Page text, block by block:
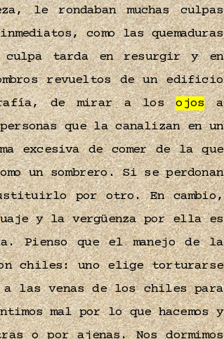
le rondaban muchas culpas
como las quemaduras
tarda en resurgir y en
revueltos de un edificio
de mirar a losojosa
que la canalizan en un
excesiva de comer de la que
un sombrero. Si se perdonan
por otro. En cambio,
y la vergüenza por ella es
Pienso que el manejo de la
chiles: uno elige torturarse
las venas de los chiles para
mal por lo que hacemos y
o por ajenas. Nos dormimos